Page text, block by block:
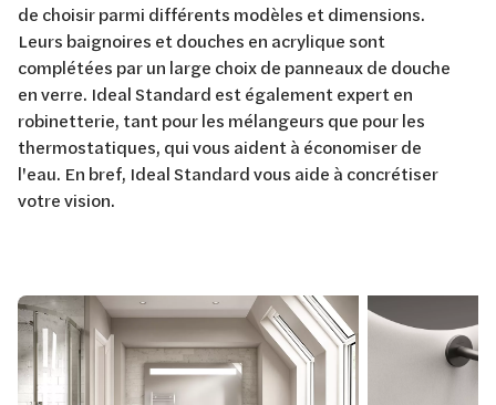
de choisir parmi différents modèles et dimensions.
Leurs baignoires et douches en acrylique sont
complétées par un large choix de panneaux de douche
en verre. Ideal Standard est également expert en
robinetterie, tant pour les mélangeurs que pour les
thermostatiques, qui vous aident à économiser de
l'eau. En bref, Ideal Standard vous aide à concrétiser
votre vision.